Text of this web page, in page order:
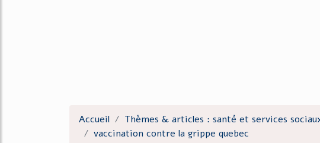
Accueil Thèmes & articles : santé et services
vaccination contre la grippe quebec